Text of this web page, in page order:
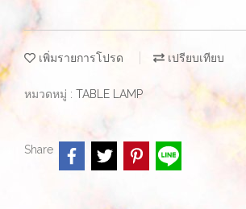
เพิ่มรายการโปรด เปรียบเทียบ
หมวดหมู่ : TABLE LAMP
Share